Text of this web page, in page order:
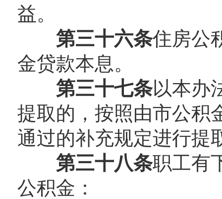
益。
第三十六条住房公
金贷款本息。
第三十七条以本办
提取的，按照由市公积
通过的补充规定进行提
第三十八条职工有
公积金：